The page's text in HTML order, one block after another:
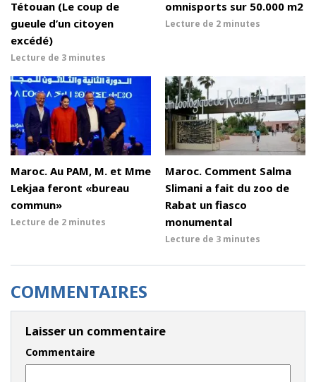
Tétouan (Le coup de
gueule d’un citoyen
excédé)
Lecture de 3 minutes
omnisports sur 50.000 m2
Lecture de 2 minutes
Maroc. Au PAM, M. et Mme
Lekjaa feront «bureau
commun»
Lecture de 2 minutes
Maroc. Comment Salma
Slimani a fait du zoo de
Rabat un fiasco
monumental
Lecture de 3 minutes
COMMENTAIRES
Laisser un commentaire
Commentaire